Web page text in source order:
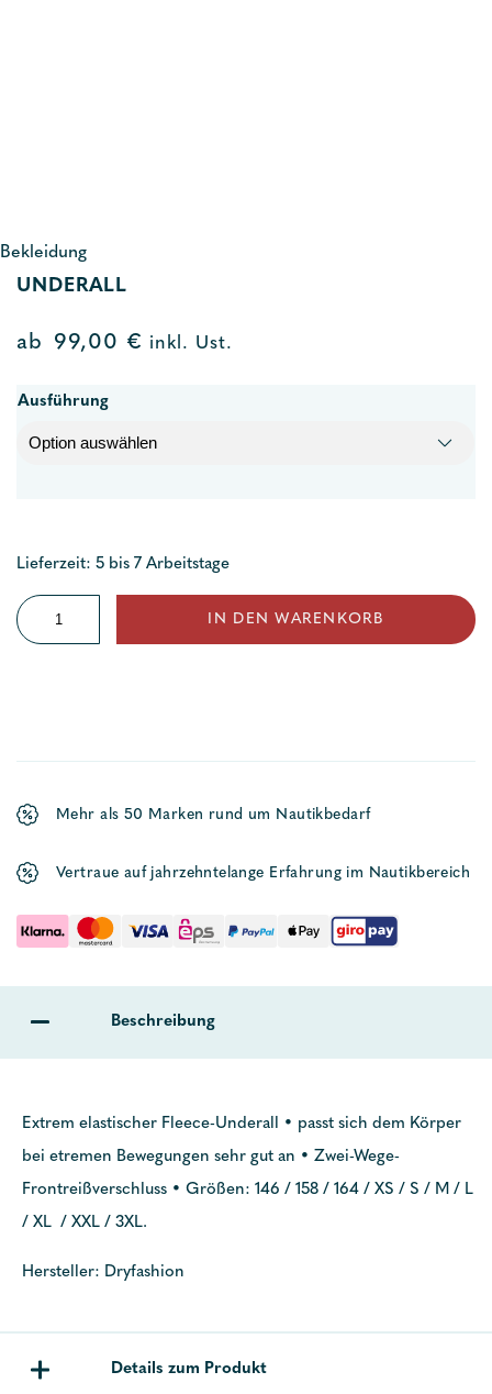
Bekleidung
UNDERALL
ab 99,00 € inkl. Ust.
Ausführung
Lieferzeit: 5 bis 7 Arbeitstage
Underall
Menge
IN DEN WARENKORB
Mehr als 50 Marken rund um Nautikbedarf
Vertraue auf jahrzehntelange Erfahrung im Nautikbereich
Beschreibung
Extrem elastischer Fleece-Underall • passt sich dem Körper
bei etremen Bewegungen sehr gut an • Zwei-Wege-
Frontreißverschluss • Größen: 146 / 158 / 164 / XS / S / M / L
/ XL / XXL / 3XL.
Hersteller: Dryfashion
Details zum Produkt